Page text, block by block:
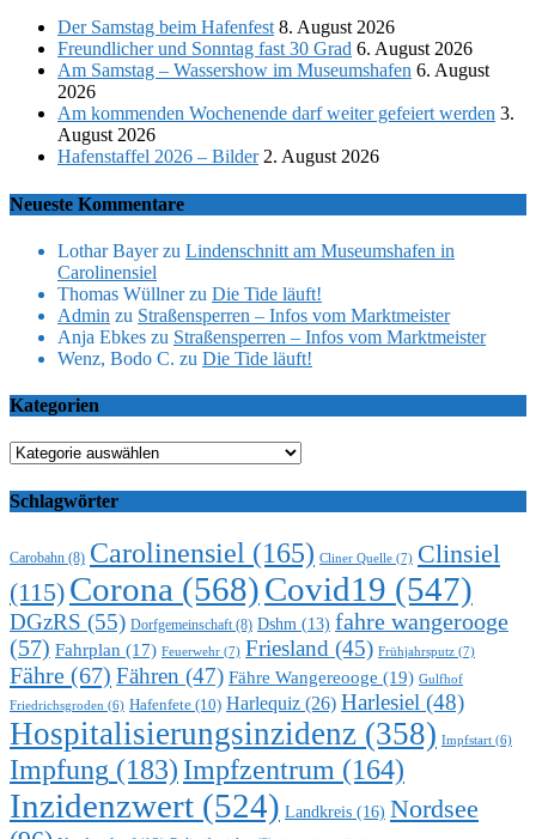
Der Samstag beim Hafenfest 8. August 2026
Freundlicher und Sonntag fast 30 Grad 6. August 2026
Am Samstag – Wassershow im Museumshafen 6. August
2026
Am kommenden Wochenende darf weiter gefeiert werden 3.
August 2026
Hafenstaffel 2026 – Bilder 2. August 2026
Neueste Kommentare
Lothar Bayerzu Lindenschnitt am Museumshafen in
Carolinensiel
Thomas Wüllnerzu Die Tide läuft!
Admin zu Straßensperren – Infos vom Marktmeister
Anja Ebkes zu Straßensperren – Infos vom Marktmeister
Wenz, Bodo C. zu Die Tide läuft!
Kategorien
Kategorien
Schlagwörter
Carobahn (8) Carolinensiel (165) Cliner Quelle (7) Clinsiel
(115) Corona (568)Covid19 (547)
DGzRS (55) Dorfgemeinschaft(8) Dshm (13) fahre wangerooge
(57) Fahrplan (17) Feuerwehr (7) Friesland (45) Frühjahrsputz (7)
Fähre (67) Fähren (47) Fähre Wangereooge (19) Gulfhof
Friedrichsgroden (6) Hafenfete (10) Harlequiz (26) Harlesiel (48)
Hospitalisierungsinzidenz (358) Impfstart (6)
Impfung (183) Impfzentrum (164)
Inzidenzwert (524) Landkreis (16) Nordsee